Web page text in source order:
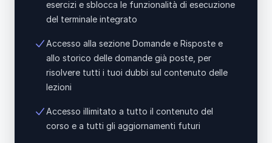
esercizi e sblocca le funzionalità di esecuzione
del terminale integrato
Accesso alla sezione Domande e Risposte e
allo storico delle domande già poste, per
risolvere tutti i tuoi dubbi sul contenuto delle
lezioni
Accesso illimitato a tutto il contenuto del
corso e a tutti gli aggiornamenti futuri